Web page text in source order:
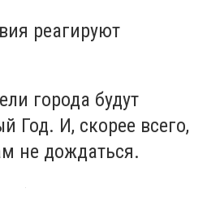
реагируют
города будут
Год. И, скорее всего,
не дождаться.